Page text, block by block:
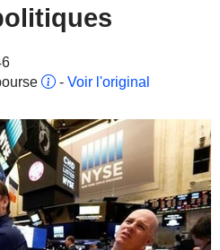
- Voir l'original